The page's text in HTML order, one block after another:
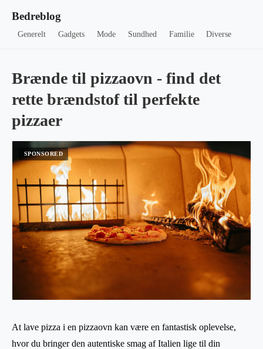
Bedreblog
Generelt Gadgets Mode Sundhed Familie Diverse
Brænde til pizzaovn - find det
rette brændstof til perfekte
pizzaer
At lave pizza i en pizzaovn kan være en fantastisk oplevelse,
hvor du bringer den autentiske smag af Italien lige til din